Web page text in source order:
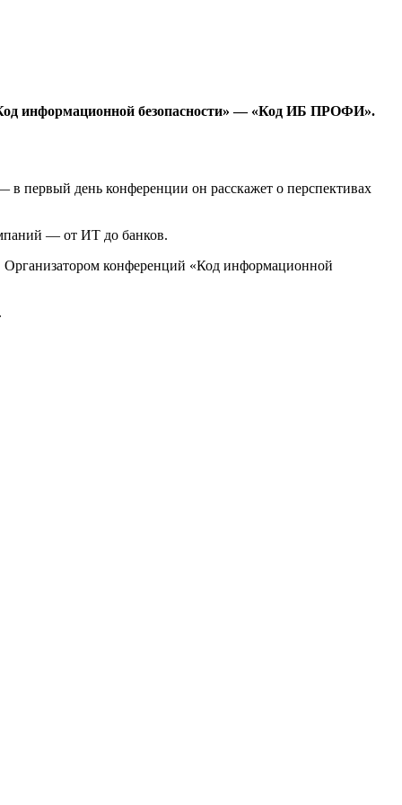
информационной безопасности» — «Код ИБ ПРОФИ».
первый день конференции он расскажет о перспективах
— от ИТ до банков.
Организатором конференций «Код информационной